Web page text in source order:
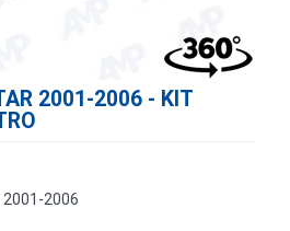
2001-2006 - KIT
2001-2006